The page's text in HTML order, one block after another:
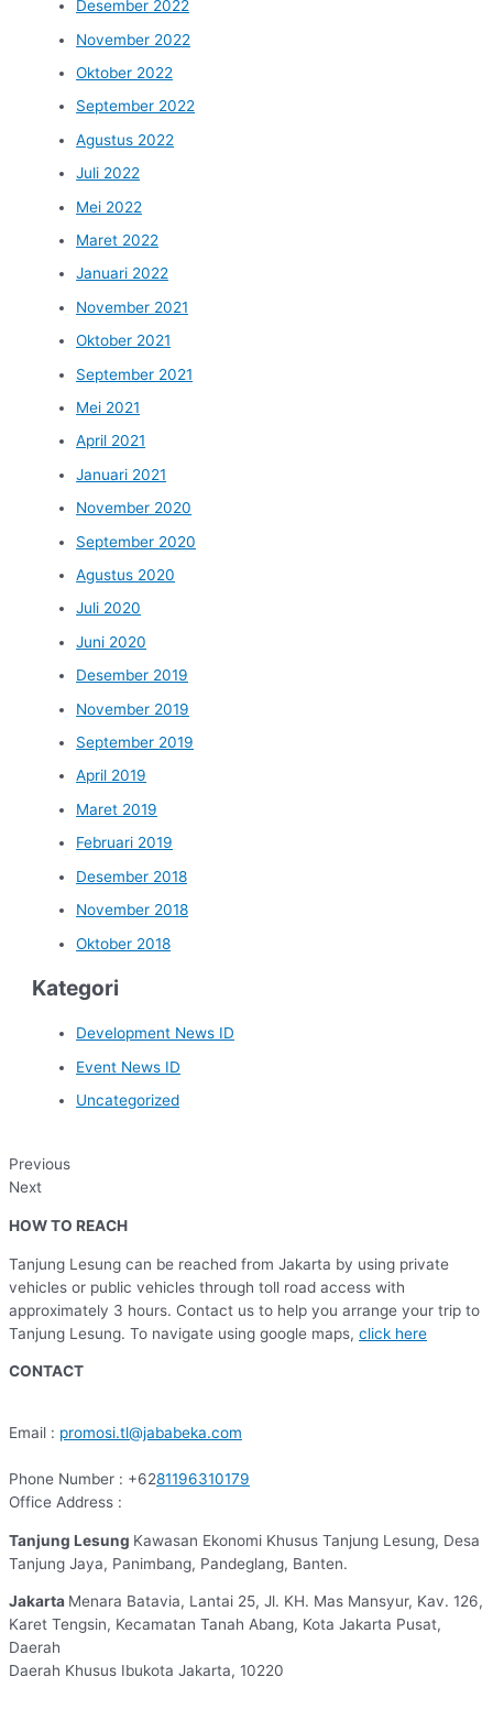
Desember 2022
November 2022
Oktober 2022
September 2022
Agustus 2022
Juli 2022
Mei 2022
Maret 2022
Januari 2022
November 2021
Oktober 2021
September 2021
Mei 2021
April 2021
Januari 2021
November 2020
September 2020
Agustus 2020
Juli 2020
Juni 2020
Desember 2019
November 2019
September 2019
April 2019
Maret 2019
Februari 2019
Desember 2018
November 2018
Oktober 2018
Kategori
Development News ID
Event News ID
Uncategorized
Previous
Next
HOW TO REACH
Tanjung Lesung can be reached from Jakarta by using private
vehicles or public vehicles through toll road access with
approximately 3 hours. Contact us to help you arrange your trip to
Tanjung Lesung. To navigate using google maps, click here
CONTACT
Email : promosi.tl@jababeka.com
Phone Number : +6281196310179
Office Address :
Tanjung Lesung Kawasan Ekonomi Khusus Tanjung Lesung, Desa
Tanjung Jaya, Panimbang, Pandeglang, Banten.
Jakarta Menara Batavia, Lantai 25, Jl. KH. Mas Mansyur, Kav. 126,
Karet Tengsin, Kecamatan Tanah Abang, Kota Jakarta Pusat,
Daerah
Daerah Khusus Ibukota Jakarta, 10220